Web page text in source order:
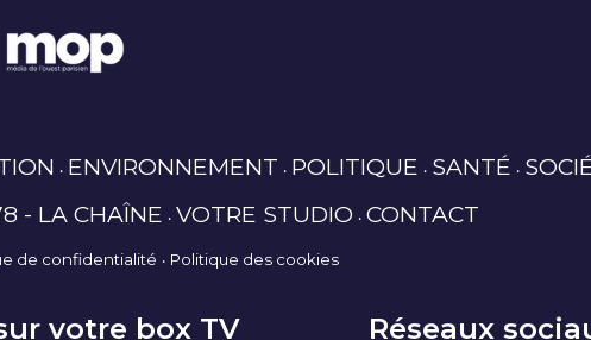
ENVIRONNEMENT POLITIQUE SANTÉ
- LA CHAÎNE VOTRE STUDIO CONTACT
de confidentialité Politique des cookies
votre box TV Réseaux